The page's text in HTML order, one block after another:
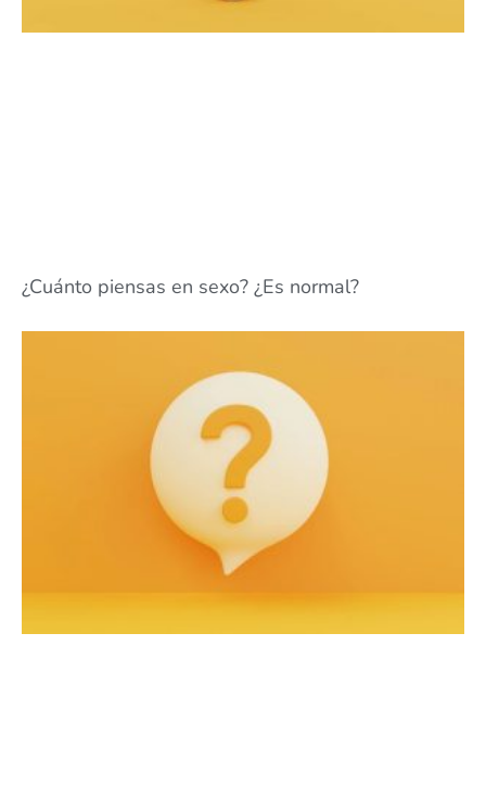
¿Cuánto piensas en sexo? ¿Es normal?